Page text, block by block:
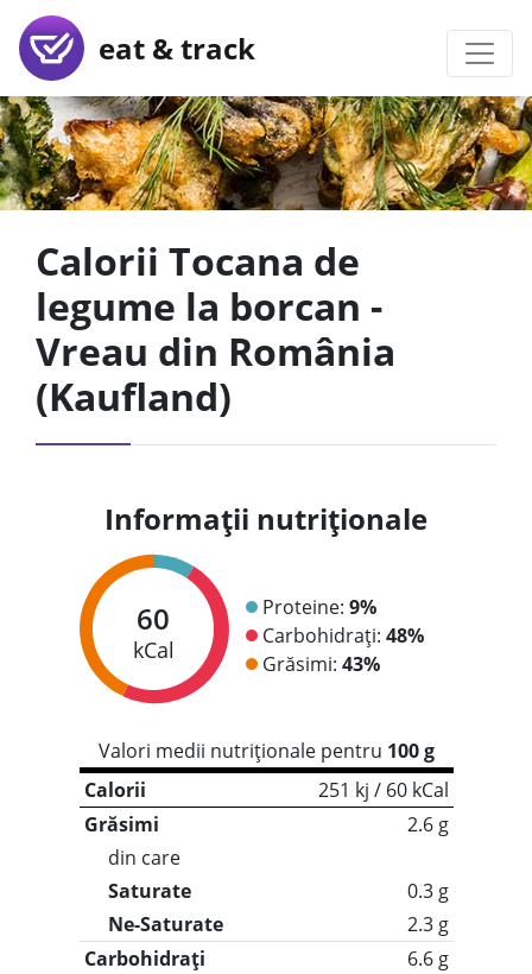
eat & track
Calorii Tocana de
legume la borcan -
Vreau din România
(Kaufland)
Informații nutriționale
60
kCal
Proteine: 9%
Carbohidrați: 48%
Grăsimi: 43%
Valori medii nutriționale pentru 100 g
Calorii
251 kj / 60 kCal
Grăsimi
2.6 g
din care
Saturate
0.3 g
Ne-Saturate
2.3 g
Carbohidrați
6.6 g